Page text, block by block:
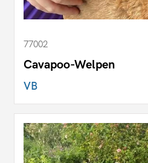
77002
Cavapoo-Welpen
VB